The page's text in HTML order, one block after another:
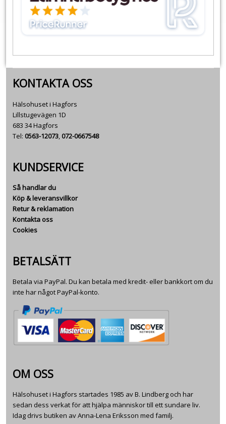
KONTAKTA OSS
Hälsohuset i Hagfors
Lillstugevägen 1D
683 34 Hagfors
Tel: 0563-12073,072-0667548
KUNDSERVICE
Så handlar du
Köp & leveransvillkor
Retur & reklamation
Kontakta oss
Cookies
BETALSÄTT
Betala via PayPal. Du kan betala med kredit- eller bankkort om du
inte har något PayPal-konto.
OM OSS
Hälsohuset i Hagfors startades 1985 av B. Lindberg och har
sedan dess verkat för att hjälpa människor till ett sundare liv.
Idag drivs butiken av Anna-Lena Eriksson med familj.